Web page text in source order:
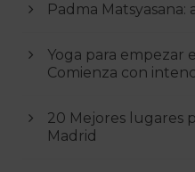
Padma Matsyasana:
Yoga para empezar
Comienza con
20 Mejores lugares
Madrid